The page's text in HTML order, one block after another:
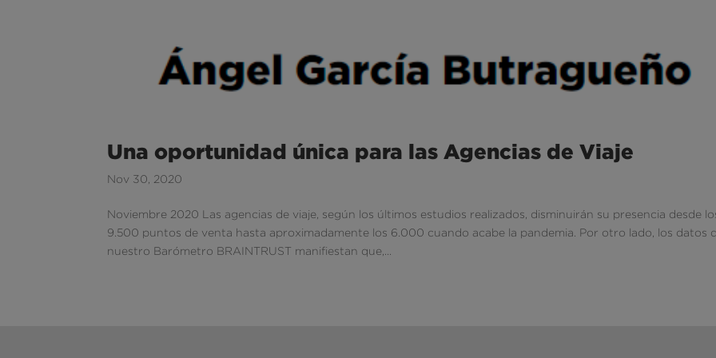
Una oportunidad única para las Agencias de Viaje
Nov 30, 2020
Noviembre 2020 Las agencias de viaje, según los últimos estudios realizados, disminuirán su presencia desde
9.500 puntos de venta hasta aproximadamente los 6.000 cuando acabe la pandemia. Por otro lado, los datos
nuestro Barómetro BRAINTRUST manifiestan que,...